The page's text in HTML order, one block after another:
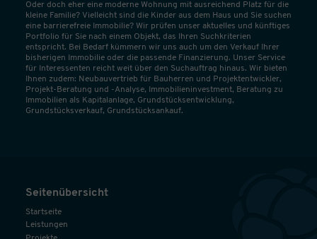
Oder doch eher eine moderne Wohnung mit ausreichend Platz für die
kleine Familie? Vielleicht sind die Kinder aus dem Haus und Sie suchen
eine barrierefreie Immobilie? Wir prüfen unser aktuelles und künftiges
Portfolio für Sie nach einem Objekt, das Ihren Suchkriterien
entspricht. Bei Bedarf kümmern wir uns auch um den Verkauf Ihrer
bisherigen Immobilie oder die passende Finanzierung. Unser Service
für Interessenten reicht weit über den Suchauftrag hinaus. Wir bieten
Ihnen zudem: Neubauvertrieb für Bauherren und Projektentwickler,
Projekt-Beratung und -Analyse, Immobilieninvestment, Beratung zu
Immobilien als Kapitalanlage, Grundstücksentwicklung,
Grundstücksverkauf, Grundstücksankauf.
Seitenübersicht
Startseite
Leistungen